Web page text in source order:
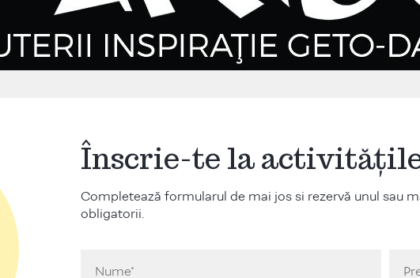
Înscrie-te la activitățile
Completează formularul de mai jos si rezervă unul sau
obligatorii.